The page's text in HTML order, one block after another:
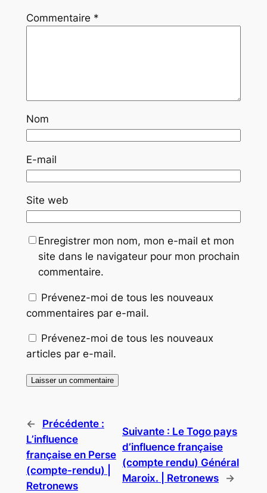
Commentaire *
Nom
E-mail
Site web
Enregistrer mon nom, mon e-mail et mon
site dans le navigateur pour mon prochain
commentaire.
Prévenez-moi de tous les nouveaux
commentaires par e-mail.
Prévenez-moi de tous les nouveaux
articles par e-mail.
←
Précédente :
L’influence
française en Perse
(compte-rendu) |
Retronews
Suivante : Le Togo pays
d’influence française
(compte rendu) Général
Maroix. | Retronews
→